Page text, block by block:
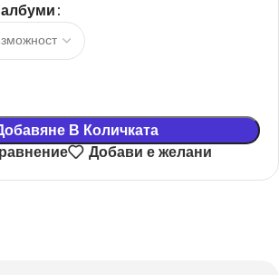
В Количката
Добави е желани